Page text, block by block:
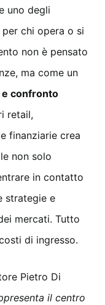
uno degli
chi opera o si
non è pensato
ma come un
confronto
retail,
finanziarie crea
non solo
in contatto
strategie e
mercati. Tutto
di ingresso.
Pietro Di
il centro